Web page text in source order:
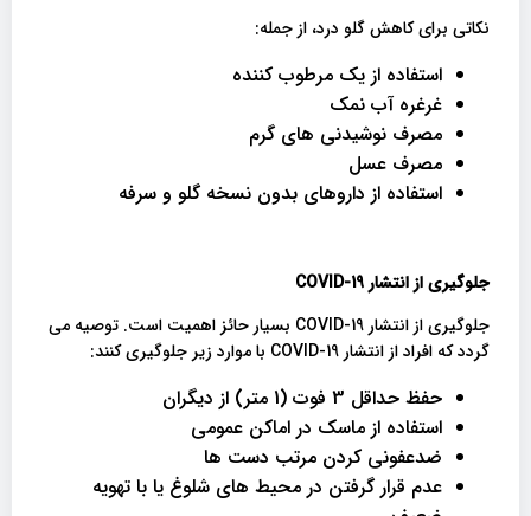
نکاتی برای کاهش گلو درد، از جمله:
استفاده از یک مرطوب کننده
غرغره آب نمک
مصرف نوشیدنی های گرم
مصرف عسل
استفاده از داروهای بدون نسخه گلو و سرفه
جلوگیری از انتشار
جلوگیری از انتشار COVID-19 بسیار حائز اهمیت است. توصیه می
گردد که افراد از انتشار COVID-19 با موارد زیر جلوگیری کنند:
حفظ حداقل 3 فوت (1 متر) از دیگران
استفاده از ماسک در اماکن عمومی
ضدعفونی کردن مرتب دست ها
عدم قرار گرفتن در محیط های شلوغ یا با تهویه